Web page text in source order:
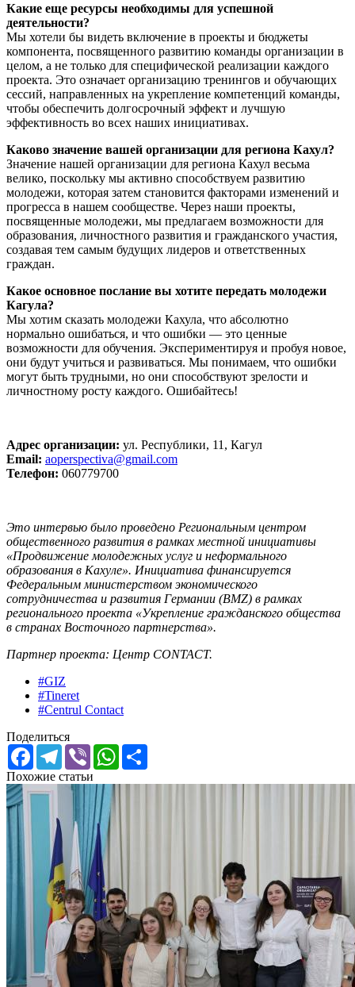
Какие еще ресурсы необходимы для успешной
деятельности?
Мы хотели бы видеть включение в проекты и бюджеты
компонента, посвященного развитию команды организации в
целом, а не только для специфической реализации каждого
проекта. Это означает организацию тренингов и обучающих
сессий, направленных на укрепление компетенций команды,
чтобы обеспечить долгосрочный эффект и лучшую
эффективность во всех наших инициативах.
Каково значение вашей организации для региона Кахул?
Значение нашей организации для региона Кахул весьма
велико, поскольку мы активно способствуем развитию
молодежи, которая затем становится факторами изменений и
прогресса в нашем сообществе. Через наши проекты,
посвященные молодежи, мы предлагаем возможности для
образования, личностного развития и гражданского участия,
создавая тем самым будущих лидеров и ответственных
граждан.
Какое основное послание вы хотите передать молодежи
Кагула?
Мы хотим сказать молодежи Кахула, что абсолютно
нормально ошибаться, и что ошибки — это ценные
возможности для обучения. Экспериментируя и пробуя новое,
они будут учиться и развиваться. Мы понимаем, что ошибки
могут быть трудными, но они способствуют зрелости и
личностному росту каждого. Ошибайтесь!
Адрес организации: ул. Республики, 11, Кагул
Email: aoperspectiva@gmail.com
Телефон: 060779700
Это интервью было проведено Региональным центром
общественного развития в рамках местной инициативы
«Продвижение молодежных услуг и неформального
образования в Кахуле». Инициатива финансируется
Федеральным министерством экономического
сотрудничества и развития Германии (BMZ) в рамках
регионального проекта «Укрепление гражданского общества
в странах Восточного партнерства».
Партнер проекта: Центр CONTACT.
#GIZ
#Tineret
#Centrul Contact
Поделиться
FacebookTelegram
Viber WhatsApp
Похожие статьи